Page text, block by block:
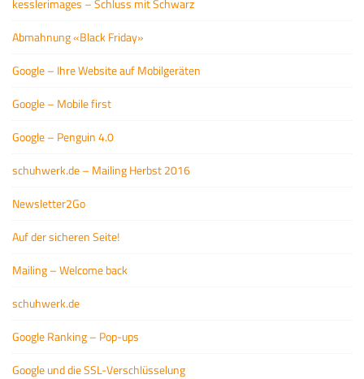
kesslerimages – Schluss mit Schwarz
Abmahnung «Black Friday»
Google – Ihre Website auf Mobilgeräten
Google – Mobile first
Google – Penguin 4.0
schuhwerk.de – Mailing Herbst 2016
Newsletter2Go
Auf der sicheren Seite!
Mailing – Welcome back
schuhwerk.de
Google Ranking – Pop-ups
Google und die SSL-Verschlüsselung